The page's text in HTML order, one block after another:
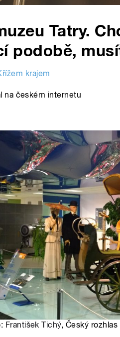
Tatry.
podobě,
krajem
na českém internetu
František Tichý, Český rozhlas